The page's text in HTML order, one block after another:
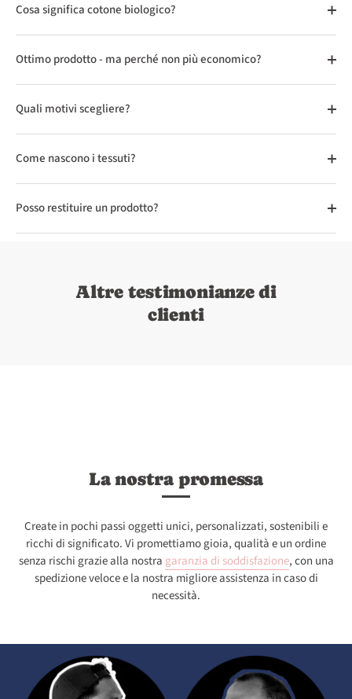
Cosa significa cotone biologico?
Ottimo prodotto - ma perché non più economico?
Quali motivi scegliere?
Come nascono i tessuti?
Posso restituire un prodotto?
Altre testimonianze di
clienti
La nostra promessa
Create in pochi passi oggetti unici, personalizzati, sostenibili e
ricchi di significato. Vi promettiamo gioia, qualità e un ordine
senza rischi grazie alla nostra garanzia di soddisfazione, con una
spedizione veloce e la nostra migliore assistenza in caso di
necessità.